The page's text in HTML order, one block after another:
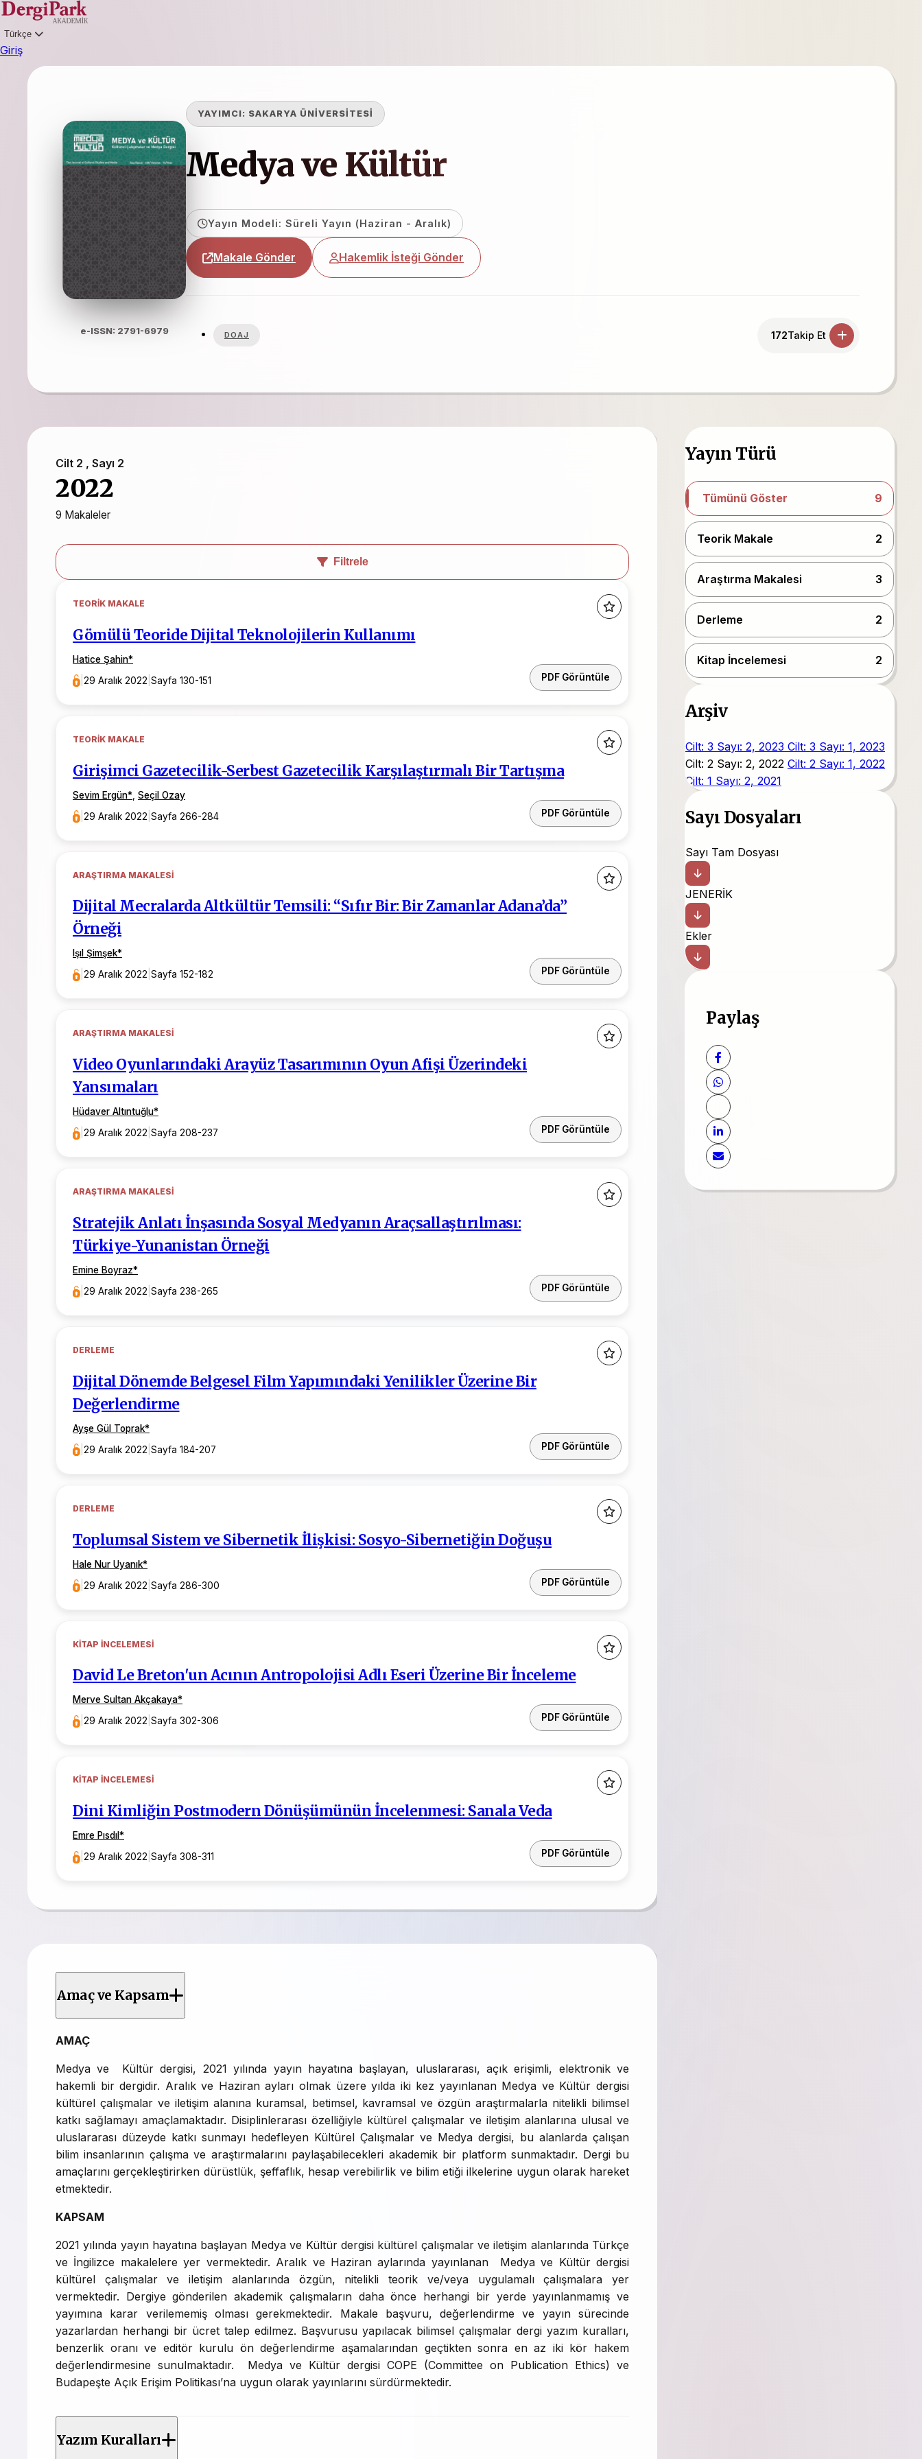
Türkçe
Giriş
e-ISSN: 2791-6979
YAYIMCI: SAKARYA ÜNİVERSİTESİ
Medya ve Kültür
Yayın Modeli: Süreli Yayın (Haziran - Aralık)
Makale Gönder Hakemlik İsteği Gönder
DOAJ 172Takip Et
Cilt 2 , Sayı 2
2022
9 Makaleler
Filtrele
TEORIK MAKALE
Gömülü Teoride Dijital Teknolojilerin Kullanımı
Hatice Şahin*
|29 Aralık 2022 |Sayfa 130-151 PDF Görüntüle
TEORIK MAKALE
Girişimci Gazetecilik-Serbest Gazetecilik Karşılaştırmalı Bir Tartışma
Sevim Ergün* Seçil Ozay
|29 Aralık 2022 |Sayfa 266-284 PDF Görüntüle
ARAŞTIRMA MAKALESI
Dijital Mecralarda Altkültür Temsili: “Sıfır Bir: Bir Zamanlar Adana’da”
Örneği
Işıl Şimşek*
|29 Aralık 2022 |Sayfa 152-182 PDF Görüntüle
ARAŞTIRMA MAKALESI
Video Oyunlarındaki Arayüz Tasarımının Oyun Afişi Üzerindeki
Yansımaları
Hüdaver Altıntuğlu*
|29 Aralık 2022 |Sayfa 208-237 PDF Görüntüle
ARAŞTIRMA MAKALESI
Stratejik Anlatı İnşasında Sosyal Medyanın Araçsallaştırılması:
Türkiye-Yunanistan Örneği
Emine Boyraz*
|29 Aralık 2022 |Sayfa 238-265 PDF Görüntüle
DERLEME
Dijital Dönemde Belgesel Film Yapımındaki Yenilikler Üzerine Bir
Değerlendirme
Ayşe Gül Toprak*
|29 Aralık 2022 |Sayfa 184-207 PDF Görüntüle
DERLEME
Toplumsal Sistem ve Sibernetik İlişkisi: Sosyo-Sibernetiğin Doğuşu
Hale Nur Uyanık*
|29 Aralık 2022 |Sayfa 286-300 PDF Görüntüle
KITAP İNCELEMESI
David Le Breton'un Acının Antropolojisi Adlı Eseri Üzerine Bir İnceleme
Merve Sultan Akçakaya*
|29 Aralık 2022 |Sayfa 302-306 PDF Görüntüle
KITAP İNCELEMESI
Dini Kimliğin Postmodern Dönüşümünün İncelenmesi: Sanala Veda
Emre Pısdıl*
|29 Aralık 2022 |Sayfa 308-311 PDF Görüntüle
Amaç ve Kapsam
AMAÇ
Medya ve Kültür dergisi, 2021 yılında yayın hayatına başlayan, uluslararası, açık erişimli, elektronik ve
hakemli bir dergidir. Aralık ve Haziran ayları olmak üzere yılda iki kez yayınlanan Medya ve Kültür dergisi
kültürel çalışmalar ve iletişim alanına kuramsal, betimsel, kavramsal ve özgün araştırmalarla nitelikli bilimsel
katkı sağlamayı amaçlamaktadır. Disiplinlerarası özelliğiyle kültürel çalışmalar ve iletişim alanlarına ulusal ve
uluslararası düzeyde katkı sunmayı hedefleyen Kültürel Çalışmalar ve Medya dergisi, bu alanlarda çalışan
bilim insanlarının çalışma ve araştırmalarını paylaşabilecekleri akademik bir platform sunmaktadır. Dergi bu
amaçlarını gerçekleştirirken dürüstlük, şeffaflık, hesap verebilirlik ve bilim etiği ilkelerine uygun olarak hareket
etmektedir.
KAPSAM
2021 yılında yayın hayatına başlayan Medya ve Kültür dergisi kültürel çalışmalar ve iletişim alanlarında Türkçe
ve İngilizce makalelere yer vermektedir. Aralık ve Haziran aylarında yayınlanan Medya ve Kültür dergisi
kültürel çalışmalar ve iletişim alanlarında özgün, nitelikli teorik ve/veya uygulamalı çalışmalara yer
vermektedir. Dergiye gönderilen akademik çalışmaların daha önce herhangi bir yerde yayınlanmamış ve
yayımına karar verilememiş olması gerekmektedir. Makale başvuru, değerlendirme ve yayın sürecinde
yazarlardan herhangi bir ücret talep edilmez. Başvurusu yapılacak bilimsel çalışmalar dergi yazım kuralları,
benzerlik oranı ve editör kurulu ön değerlendirme aşamalarından geçtikten sonra en az iki kör hakem
değerlendirmesine sunulmaktadır. Medya ve Kültür dergisi COPE (Committee on Publication Ethics) ve
Budapeşte Açık Erişim Politikası’na uygun olarak yayınlarını sürdürmektedir.
Yazım Kuralları
Yayın Türü
Tümünü Göster 9
Teorik Makale 2
Araştırma Makalesi 3
Derleme 2
Kitap İncelemesi 2
Arşiv
Cilt: 3 Sayı: 2, 2023 Cilt: 3 Sayı: 1, 2023
Cilt: 2 Sayı: 2, 2022 Cilt: 2 Sayı: 1, 2022
Cilt: 1 Sayı: 2, 2021
Sayı Dosyaları
Sayı Tam Dosyası
JENERİK
Ekler
Paylaş